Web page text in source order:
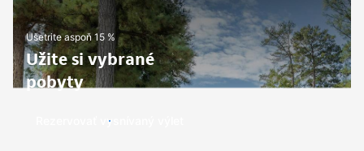
Ušetrite aspoň 15 %
Užite si vybrané
pobyty
Rezervovať vysnívaný výlet